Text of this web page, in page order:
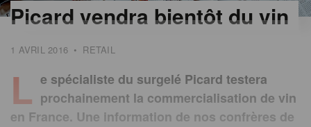
Picard vendra bientôt du vin
1 AVRIL 2016 • RETAIL
L e spécialiste du surgelé Picard testera
prochainement la commercialisation de vin
en France. Une information de nos confrères de